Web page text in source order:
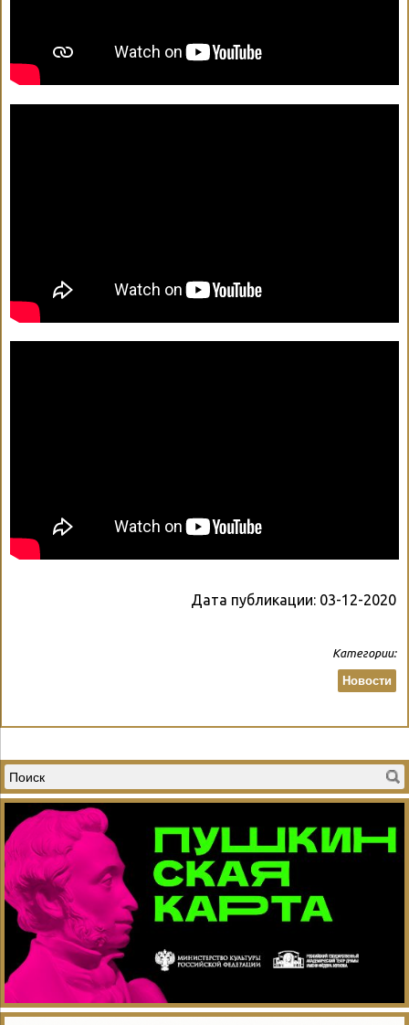
Дата публикации: 03-12-2020
Категории:
Новости